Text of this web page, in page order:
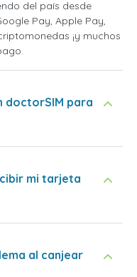
del país desde
Pay, Apple Pay,
¡y muchos
doctorSIM para
mi tarjeta
al canjear